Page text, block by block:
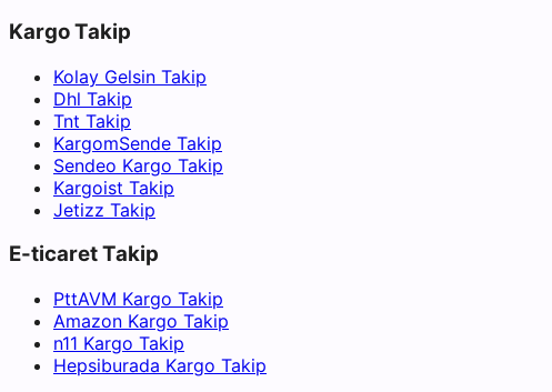
Kargo Takip
Kolay Gelsin Takip
Dhl Takip
Tnt Takip
KargomSende Takip
Sendeo Kargo Takip
Kargoist Takip
Jetizz Takip
E-ticaret Takip
PttAVM Kargo Takip
Amazon Kargo Takip
n11 Kargo Takip
Hepsiburada Kargo Takip